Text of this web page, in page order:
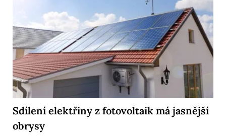
Sdílení elektřiny z fotovoltaik má jasnější
obrysy